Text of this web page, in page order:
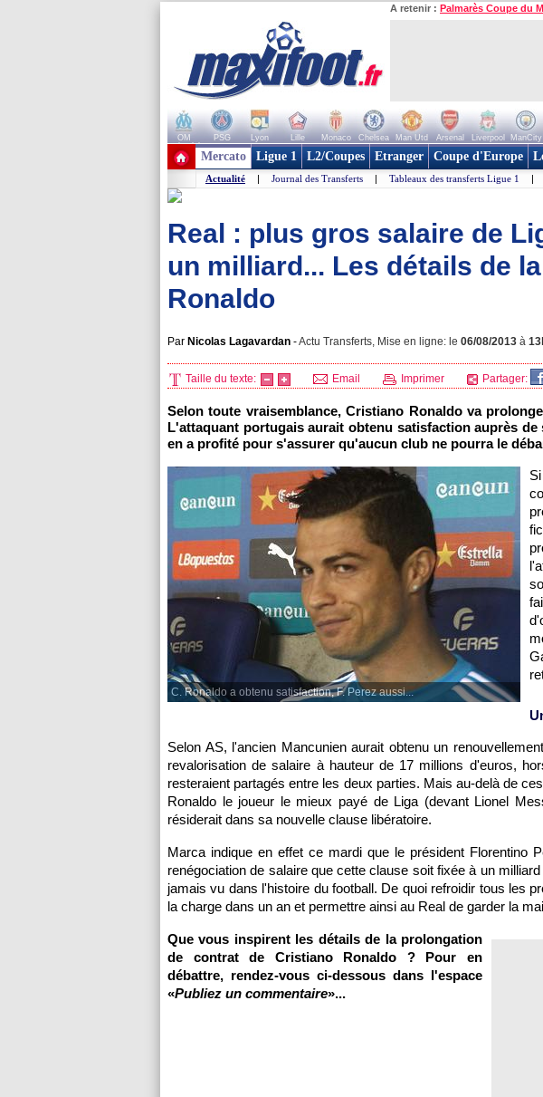
A retenir : Palmarès Coupe du
OM PSG Lyon Lille Monaco Chelsea Man Utd Arsenal Liverpool ManCity
+ de clubs
Mercato Ligue 1 L2/Coupes Etranger Coupe d'Europe
Actualité | Journal des Transferts | Tableaux des transferts Ligue 1 |
Real : plus gros salaire de
un milliard... Les détails de
Ronaldo
Par Nicolas Lagavardan -Actu Transferts, Mise en ligne: le 06/08/2013 à
Taille du texte: Email Imprimer Partager:
Selon toute vraisemblance, Cristiano Ronaldo va
L'attaquant portugais aurait obtenu satisfaction auprès
en a profité pour s'assurer qu'aucun club ne pourra le
C. Ronaldo a obtenu satisfaction, F. Perez aussi...
Selon AS, l'ancien Mancunien aurait obtenu un
revalorisation de salaire à hauteur de 17 millions d'euros,
resteraient partagés entre les deux parties. Mais au-delà de
Ronaldo le joueur le mieux payé de Liga (devant Lionel
résiderait dans sa nouvelle clause libératoire.
Marca indique en effet ce mardi que le président Florentino
renégociation de salaire que cette clause soit fixée à un
jamais vu dans l'histoire du football. De quoi refroidir tous les
la charge dans un an et permettre ainsi au Real de garder la
Que vous inspirent les détails de la prolongation
de contrat de Cristiano Ronaldo ? Pour en
débattre, rendez-vous ci-dessous dans l'espace
«Publiez un commentaire»...